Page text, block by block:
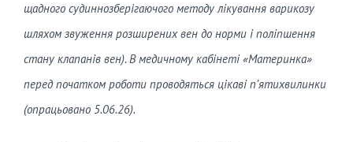
щадного судиннозберігаючогометоду лікування варикозу
шляхом звуження розширених вен до норми і поліпшення
стану клапанів вен).В медичному кабінеті «Материнка»
перед початком роботи проводяться цікаві п’ятихвилинки
(опрацьовано 5.06.26).